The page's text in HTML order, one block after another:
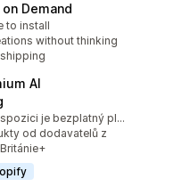
Demand
971
to install
without thinking
AI
499
K dispozici je bezplatný plán
od dodavatelů z